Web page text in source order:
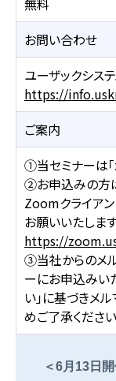
無料
お問い合わせ
ユーザックシス
https://
ご案内
①当セミナーは「
②お申込みの方
Zoomクライアン
お願いいたします
https://
③当社からのメ
ーにお申込みい
い」に基づきメ
めご了承ください